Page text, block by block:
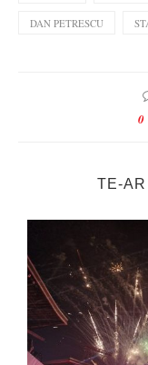
DAN PETRESCU
0
TE-AR